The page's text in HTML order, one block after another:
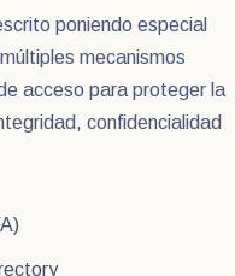
poniendo especial
mecanismos
acceso para proteger la
confidencialidad